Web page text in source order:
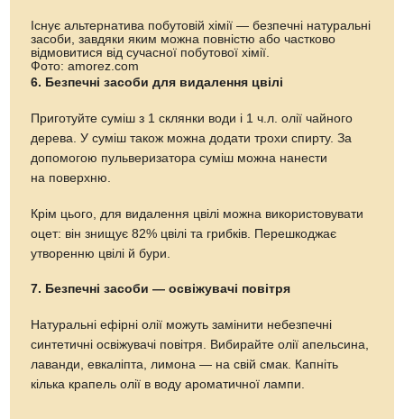
Існує альтернатива побутовій хімії — безпечні натуральні
засоби, завдяки яким можна повністю або частково
відмовитися від сучасної побутової хімії.
Фото: amorez.com
6. Безпечні засоби для видалення цвілі
Приготуйте суміш з 1 склянки води і 1 ч.л. олії чайного
дерева. У суміш також можна додати трохи спирту. За
допомогою пульверизатора суміш можна нанести
на поверхню.
Крім цього, для видалення цвілі можна використовувати
оцет: він знищує 82% цвілі та грибків. Перешкоджає
утворенню цвілі й бури.
7. Безпечні засоби — освіжувачі повітря
Натуральні ефірні олії можуть замінити небезпечні
синтетичні освіжувачі повітря. Вибирайте олії апельсина,
лаванди, евкаліпта, лимона — на свій смак. Капніть
кілька крапель олії в воду ароматичної лампи.